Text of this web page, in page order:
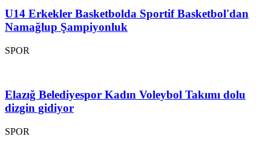
U14 Erkekler Basketbolda Sportif Basketbol'dan
Namağlup Şampiyonluk
SPOR
Elazığ Belediyespor Kadın Voleybol Takımı dolu
dizgin gidiyor
SPOR